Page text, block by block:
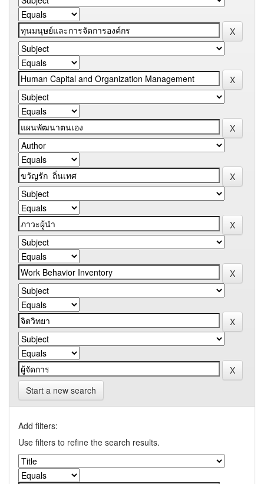
Start a new search
Add filters:
Use filters to refine the search results.